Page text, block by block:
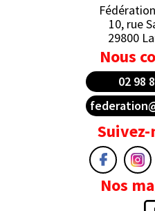
10, rue
29800
Nous
02 98
Nos